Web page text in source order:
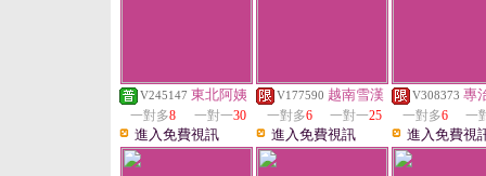
V245147 東北阿姨
一對多8 一對一30
進入免費視訊
V177590 越南雪漢
一對多6 一對一25
進入免費視訊
V308373 專
一對多6 一
進入免費視